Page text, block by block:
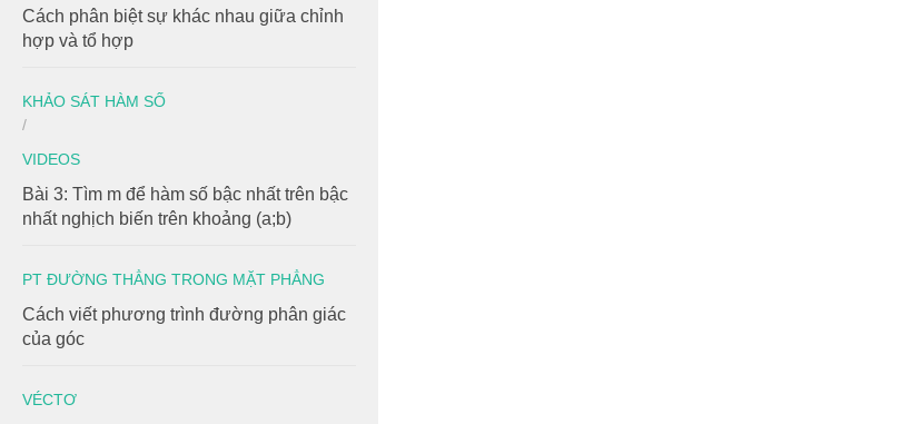
Cách phân biệt sự khác nhau giữa chỉnh
hợp và tổ hợp
KHẢO SÁT HÀM SỐ
/
VIDEOS
Bài 3: Tìm m để hàm số bậc nhất trên bậc
nhất nghịch biến trên khoảng (a;b)
PT ĐƯỜNG THẲNG TRONG MẶT PHẲNG
Cách viết phương trình đường phân giác
của góc
VÉCTƠ